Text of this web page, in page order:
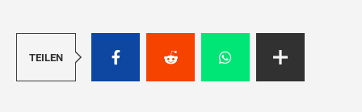
TEILEN